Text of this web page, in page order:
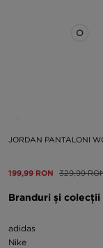
JORDAN PANTALONI
199,99 RON 329,99
Branduri și colecții
adidas
Nike